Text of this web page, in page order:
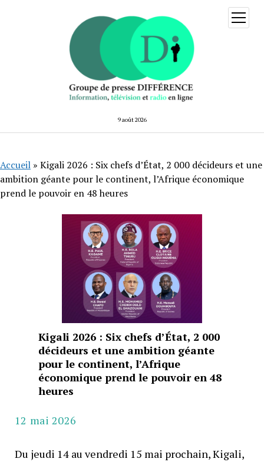
9 août 2026
ouvrir
menu
Accueil » Kigali 2026 : Six chefs d’État, 2 000 décideurs et une
ambition géante pour le continent, l’Afrique économique
prend le pouvoir en 48 heures
Kigali 2026 : Six chefs d’État, 2 000
décideurs et une ambition géante
pour le continent, l’Afrique
économique prend le pouvoir en 48
heures
12 mai 2026
Du jeudi 14 au vendredi 15 mai prochain, Kigali,